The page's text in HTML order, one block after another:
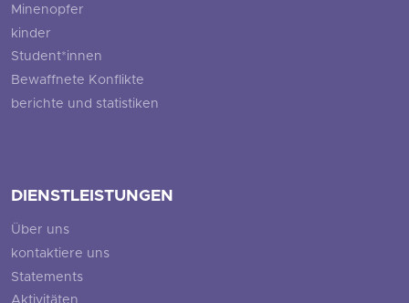
Minenopfer
kinder
Student*innen
Bewaffnete Konflikte
berichte und statistiken
DIENSTLEISTUNGEN
Über uns
kontaktiere uns
Statements